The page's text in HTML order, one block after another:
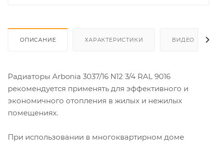
ОПИСАНИЕ ХАРАКТЕРИСТИКИ ВИДЕО
Радиаторы Arbonia 3037/16 N12 3/4 RAL 9016
рекомендуется применять для эффективного и
экономичного отопления в жилых и нежилых
помещениях.
При использовании в многоквартирном доме